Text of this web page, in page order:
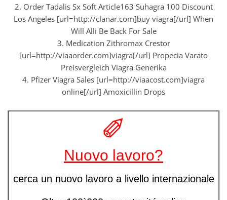
2. Order Tadalis Sx Soft Article163 Suhagra 100 Discount
Los Angeles [url=http://clanar.com]buy viagra[/url] When
Will Alli Be Back For Sale
3. Medication Zithromax Crestor
[url=http://viaaorder.com]viagra[/url] Propecia Varato
Preisvergleich Viagra Generika
4. Pfizer Viagra Sales [url=http://viaacost.com]viagra
online[/url] Amoxicillin Drops